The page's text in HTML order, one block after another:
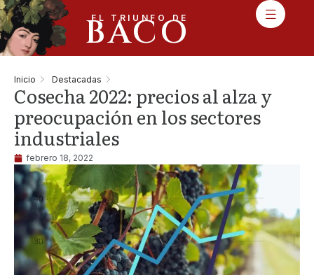
EL TRIUNFO DE
BACO
Inicio Destacadas
Cosecha 2022: precios al alza y
preocupación en los sectores
industriales
febrero 18, 2022